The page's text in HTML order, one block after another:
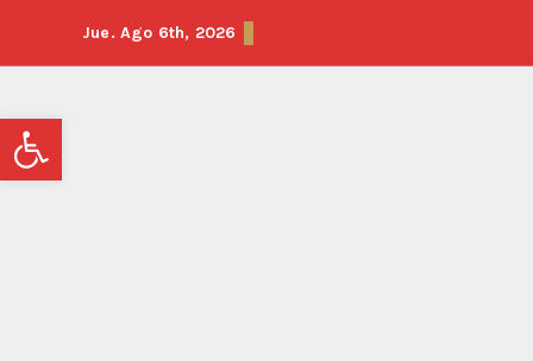
Jue. Ago 6th, 2026
Abrir barra de herramientas